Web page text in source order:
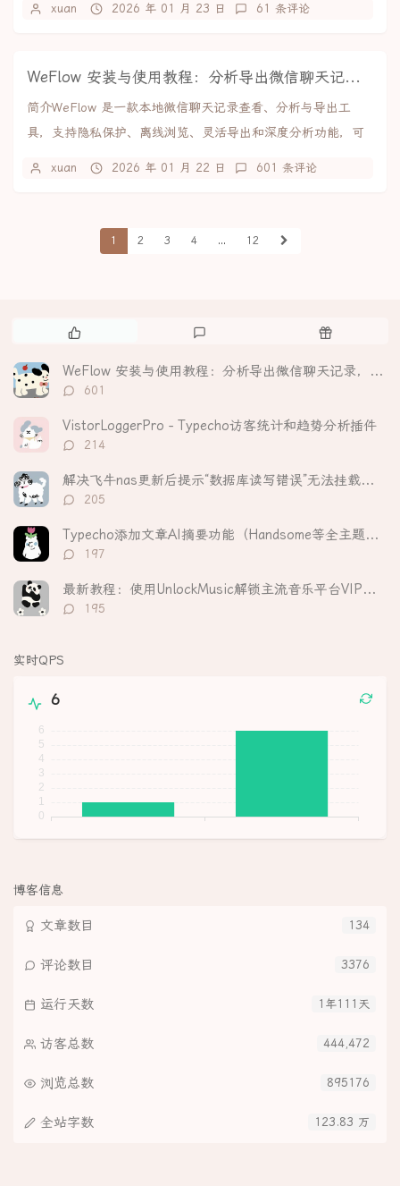
xuan 2026 年 01 月 23 日 61 条评论
WeFlow 安装与使用教程：分析导出微信聊天记录，生成可视化年度报告
简介WeFlow 是一款本地微信聊天记录查看、分析与导出工
具，支持隐私保护、离线浏览、灵活导出和深度分析功能，可
xuan 2026 年 01 月 22 日 601 条评论
1 2 3 4 ... 12
热
文
章
评
随
文
WeFlow 安装与使用教程：分析导出微信聊天记录，生成可视化年度报告
评
数：
601
VistorLoggerPro - Typecho访客统计和趋势分析插件
评
数：
214
解决飞牛nas更新后提示“数据库读写错误”无法挂载硬盘
评
数：
205
Typecho添加文章AI摘要功能（Handsome等全主题适配）
评
数：
197
最新教程：使用UnlockMusic解锁主流音乐平台VIP歌曲的加密保护
评
195
实时QPS
6
博客信息
134
文章数目
3376
评论数目
1年111天
运行天数
444,472
访客总数
895176
浏览总数
123.83 万
全站字数